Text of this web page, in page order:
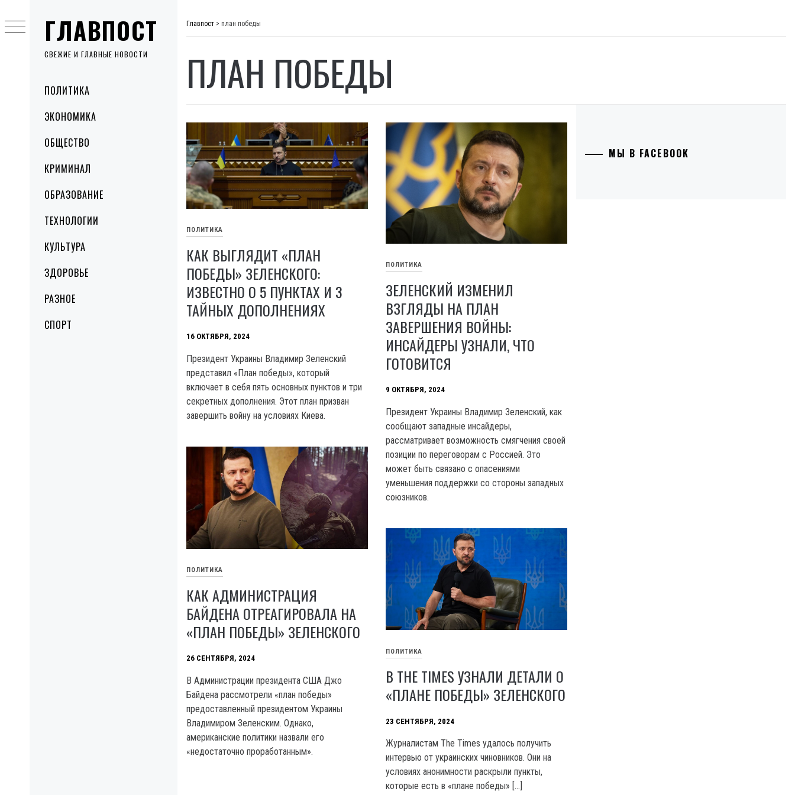
ГЛАВПОСТ
СВЕЖИЕ И ГЛАВНЫЕ НОВОСТИ
MenuПОЛИТИКА
ЭКОНОМИКА
ОБЩЕСТВО
КРИМИНАЛ
ОБРАЗОВАНИЕ
ТЕХНОЛОГИИ
КУЛЬТУРА
ЗДОРОВЬЕ
РАЗНОЕ
СПОРТ
to
content
Главпост > план победы
ПЛАН ПОБЕДЫ
ПОЛИТИКА
КАК ВЫГЛЯДИТ «ПЛАН
ПОБЕДЫ» ЗЕЛЕНСКОГО:
ИЗВЕСТНО О 5 ПУНКТАХ И 3
ТАЙНЫХ ДОПОЛНЕНИЯХ
16 ОКТЯБРЯ, 2024
Президент Украины Владимир Зеленский
представил «План победы», который
включает в себя пять основных пунктов и три
секретных дополнения. Этот план призван
завершить войну на условиях Киева.
ПОЛИТИКА
ЗЕЛЕНСКИЙ ИЗМЕНИЛ
ВЗГЛЯДЫ НА ПЛАН
ЗАВЕРШЕНИЯ ВОЙНЫ:
ИНСАЙДЕРЫ УЗНАЛИ, ЧТО
ГОТОВИТСЯ
9 ОКТЯБРЯ, 2024
Президент Украины Владимир Зеленский, как
сообщают западные инсайдеры,
рассматривает возможность смягчения своей
позиции по переговорам с Россией. Это
может быть связано с опасениями
уменьшения поддержки со стороны западных
союзников.
ПОЛИТИКА
КАК АДМИНИСТРАЦИЯ
БАЙДЕНА ОТРЕАГИРОВАЛА НА
«ПЛАН ПОБЕДЫ» ЗЕЛЕНСКОГО
26 СЕНТЯБРЯ, 2024
В Администрации президента США Джо
Байдена рассмотрели «план победы»
предоставленный президентом Украины
Владимиром 3еленским. Однако,
американские политики назвали его
«недостаточно проработанным».
ПОЛИТИКА
В THE TIMES УЗНАЛИ ДЕТАЛИ О
«ПЛАНЕ ПОБЕДЫ» ЗЕЛЕНСКОГО
23 СЕНТЯБРЯ, 2024
Журналистам The Times удалось получить
интервью от украинских чиновников. Они на
условиях анонимности раскрыли пункты,
которые есть в «плане победы» […]
МЫ В FACEBOOK